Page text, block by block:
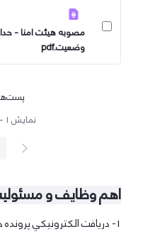
مصوبه هیئت امنا -
وضعیت.pdf
نمایش ۱ - ۵ از ۵ نتیجه
پیغام
قبلی
اهم وظایف و
1- دريافت الكترونيكي